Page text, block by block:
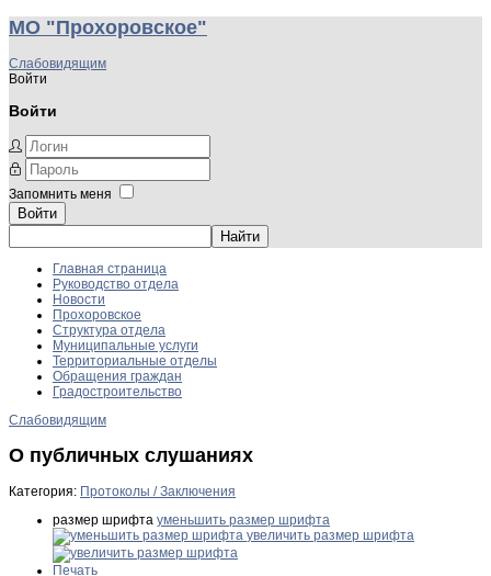
МО "Прохоровское"
Слабовидящим
Войти
Войти
Запомнить меня
Войти
Главная страница
Руководство отдела
Новости
Прохоровское
Структура отдела
Муниципальные услуги
Территориальные отделы
Обращения граждан
Градостроительство
Слабовидящим
О публичных слушаниях
Категория: Протоколы / Заключения
размер шрифта уменьшить размер шрифта
увеличить размер шрифта
Печать